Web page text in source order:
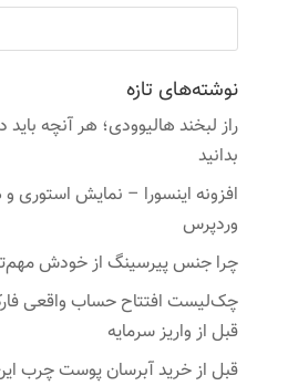
نوشته‌های تازه
راز لبخند هالیوودی؛ هر آنچه باید
بدانید
افزونه اینسورا – نمایش استوری و
وردپرس
چرا جنس پیرسینگ از خودش
قبل از واریز سرمایه
قبل از خرید آبرسان پوست چرب این